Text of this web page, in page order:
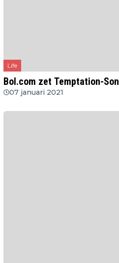
Life
Bol.com zet Temptation-
07 januari 2021